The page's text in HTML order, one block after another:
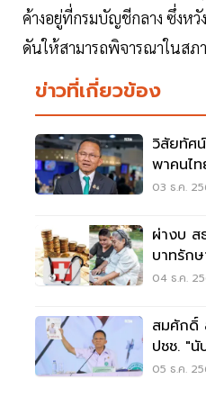
ค้างอยู่ที่กรมบัญชีกลาง ซึ่งหวั
ดันให้สามารถพิจารณาในสภ
ข่าวที่เกี่ยวข้อง
วิสัยทัศ
พาคนไ
03 ธ.ค.
ผ่างบ ส
บาทรัก
NCDs"
04 ธ.ค.
สมศักดิ์
ปชช. "นั
05 ธ.ค.